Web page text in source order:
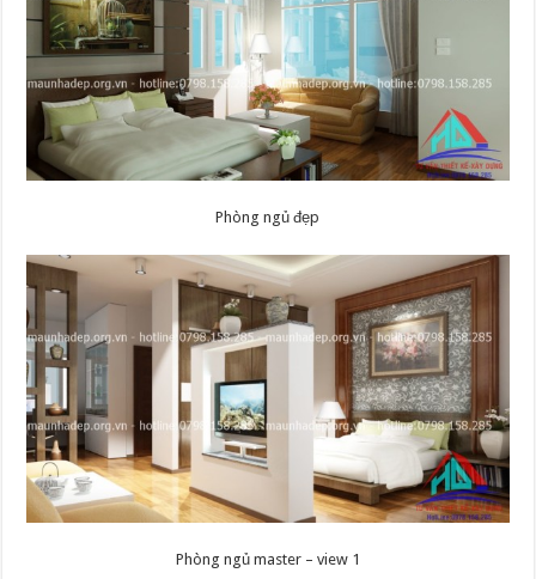
Phòng ngủ đẹp
Phòng ngủ master – view 1